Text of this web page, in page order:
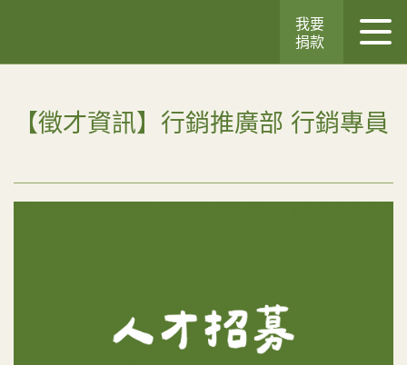
我要
捐款
【徵才資訊】行銷推廣部 行銷專員